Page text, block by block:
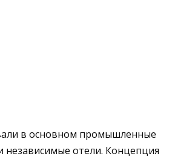
в основном промышленные
независимые отели. Концепция